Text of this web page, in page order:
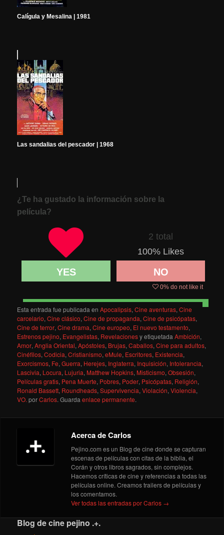
Calígula y Mesalina | 1981
Las sandalias del pescador | 1968
¿Te ha gustado la información sobre la
película?
2 total
100% Likes
YES NO
0% do not like it
Esta entrada fue publicada enApocalipsis,Cine aventuras,Cine
carcelario,Cine clásico,Cine de propaganda,Cine de psicópatas,
Cine de terror,Cine drama,Cine europeo, El nuevo testamento,
Estrenos pejino, Evangelistas, Revelacionesy etiquetadaAmbición,
Amor,Anglia Oriental,Apóstoles, Brujas,Caballos,Cine para adultos,
Cinéfilos,Codicia,Cristianismo,eMule, Escritores, Existencia,
Exorcismos, Fe,Guerra, Herejes, Inglaterra, Inquisición, Intolerancia,
Lascivia, Locura, Lujuria, Matthew Hopkins, Misticismo,Obsesión,
Películas gratis, Pena Muerte, Pobres, Poder, Psicópatas, Religión,
Ronald Bassett, Roundheads,Supervivencia,Violación,Violencia,
VO. porCarlos. Guardaenlace permanente.
Acerca de Carlos
Pejino.com es un Blog de cine donde se capturan
escenas de películas con citas de la biblia, el
Corán y otros libros sagrados, sin complejos.
Hacemos críticas de cine y referencias a todas las
películas online. Creamos trailers de películas y
los comentamos.
Ver todas las entradas por Carlos →
Blog de cine pejino .+.